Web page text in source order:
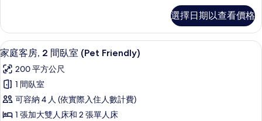
人
床
(Pet
Friendly)
的
所
有
1
張
加
大
雙
人
床
(Pet
Friendly)
選擇日期以查看價格
顯
示
家
庭
客
家庭客房, 2 間臥室 (Pet Friendly) | 書
20
家庭客房, 2 間臥室 (Pet Friendly)
200 平方公尺
1 間臥室
可容納 4 人 (依實際入住人數計費)
1 張加大雙人床和 2 張單人床